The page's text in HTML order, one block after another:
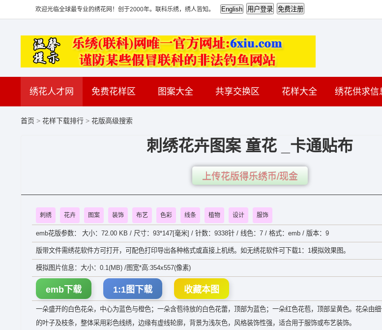
欢迎光临全球最专业的绣花网！创于2000年。联科乐绣，绣人皆知。
绣花人才网 免费花样区 图案大全 共享交换区 花样大全 绣花供求信
首页 > 花样下载排行 > 花版高级搜索
刺绣花卉图案 童花 _卡通贴布
上传花版得乐绣币/现金
刺绣 花卉 图案 装饰 布艺 色彩 线条 植物 设计 服饰
emb花版参数： 大小：72.00 KB / 尺寸：93*147[毫米] / 针数：9338针 / 线色：7 / 格式：emb / 版本：9
版带文件需绣花软件方可打开，可配色打印导出各种格式或直接上机绣。如无绣花软件可下载1：1模拟效果图。
模拟图片信息：大小：0.1(MB) /图宽*高:354x557(像素)
emb下载 1:1图下载 收藏本图
一朵盛开的白色花朵，中心为蓝色与橙色；一朵含苞待放的白色花蕾，顶部为蓝色；一朵红色花苞，顶部呈黄色。花朵由
的叶子及枝条，整体采用彩色线绣，边缘有虚线轮廓，背景为浅灰色，风格装饰性强，适合用于服饰或布艺装饰。